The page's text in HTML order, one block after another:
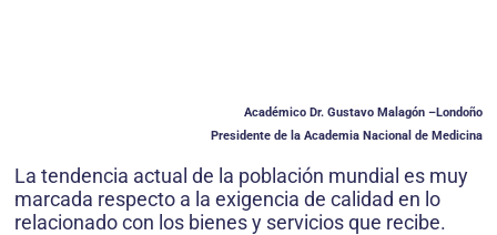
Académico Dr. Gustavo Malagón –Londoño
Presidente de la Academia Nacional de Medicina
La tendencia actual de la población mundial es muy
marcada respecto a la exigencia de calidad en lo
relacionado con los bienes y servicios que recibe.